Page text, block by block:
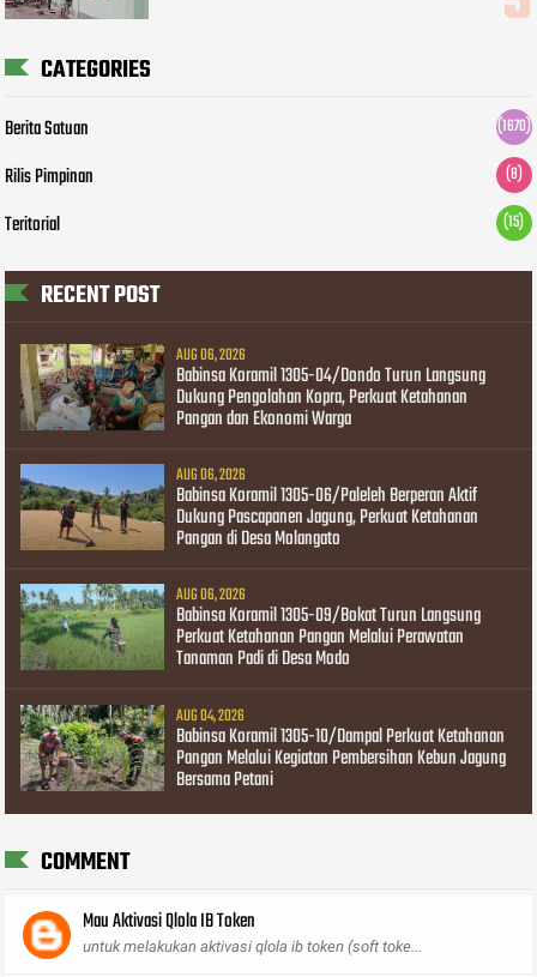
CATEGORIES
Berita Satuan (1670)
Rilis Pimpinan (8)
Teritorial (15)
RECENT POST
AUG 06, 2026
Babinsa Koramil 1305-04/Dondo Turun Langsung
Dukung Pengolahan Kopra, Perkuat Ketahanan
Pangan dan Ekonomi Warga
AUG 06, 2026
Babinsa Koramil 1305-06/Paleleh Berperan Aktif
Dukung Pascapanen Jagung, Perkuat Ketahanan
Pangan di Desa Molangato
AUG 06, 2026
Babinsa Koramil 1305-09/Bokat Turun Langsung
Perkuat Ketahanan Pangan Melalui Perawatan
Tanaman Padi di Desa Modo
AUG 04, 2026
Babinsa Koramil 1305-10/Dampal Perkuat Ketahanan
Pangan Melalui Kegiatan Pembersihan Kebun Jagung
Bersama Petani
COMMENT
Mau Aktivasi Qlola IB Token
untuk melakukan aktivasi qlola ib token (soft toke...